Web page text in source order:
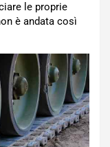
le proprie
è andata così